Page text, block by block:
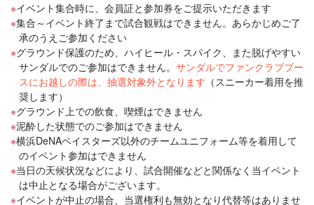
イベント集合時に、会員証と参加券をご提示いただきます
集合～イベント終了まで試合観戦はできません。あらかじめご了
承のうえご参加ください
グラウンド保護のため、ハイヒール・スパイク、また脱げやすい
サンダルでのご参加はできません。 サンダルでファンクラブブー
スにお越しの際は、抽選対象外となります （スニーカー着用を推
奨します）
グラウンド上での飲食、喫煙はできません
泥酔した状態でのご参加はできません
横浜DeNAベイスターズ以外のチームユニフォーム等を着用して
のイベント参加はできません
当日の天候状況などにより、試合開催などと関係なく当イベント
は中止となる場合がございます。
イベントが中止の場合、当選権利も無効となり代替等はありませ